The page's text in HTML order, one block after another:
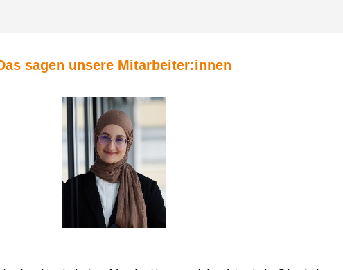
sagen unsere Mitarbeiter:innen